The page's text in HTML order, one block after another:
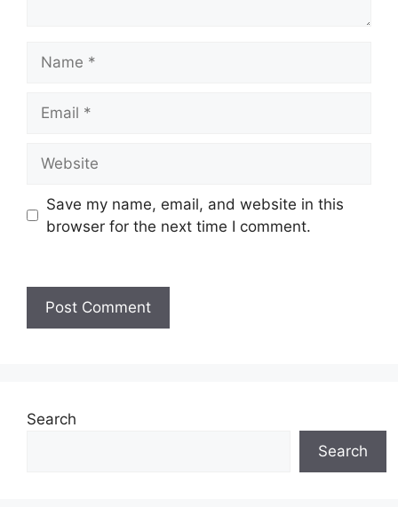
Save my name, email, and website in this
browser for the next time I comment.
Search
Search